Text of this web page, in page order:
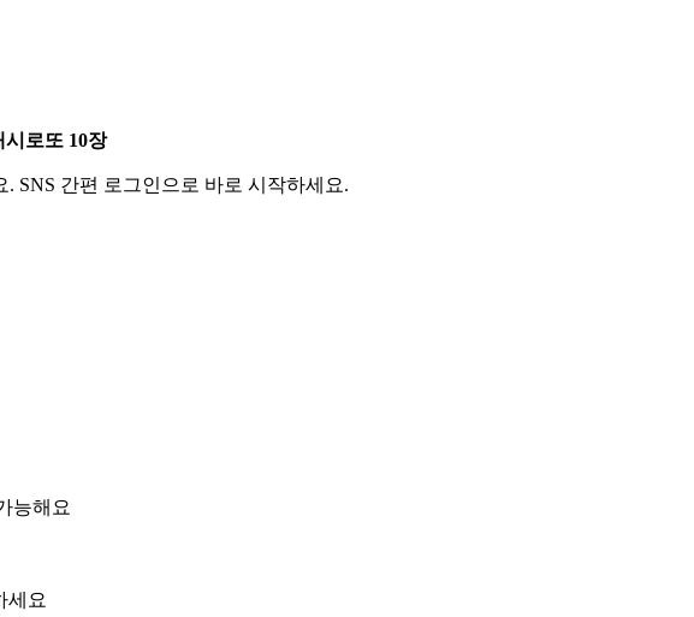
시로또 10장
. SNS 간편 로그인으로 바로 시작하세요.
능해요
세요